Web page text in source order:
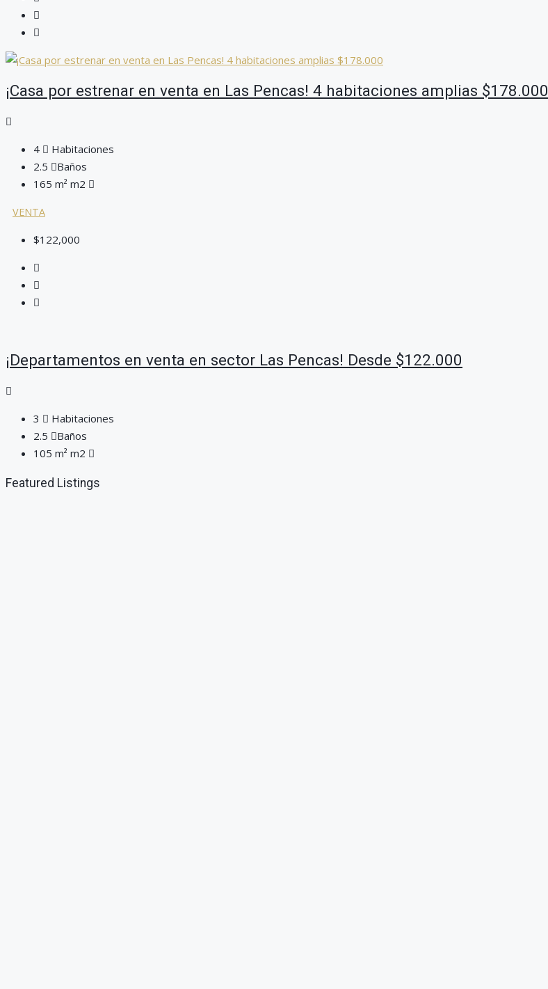
¡Casa por estrenar en venta en Las Pencas! 4 habitaciones amplias $178.000
4
Habitaciones
2.5
Baños
165 m² m2
VENTA
$122,000
¡Departamentos en venta en sector Las Pencas! Desde $122.000
3
Habitaciones
2.5
Baños
105 m² m2
Featured Listings